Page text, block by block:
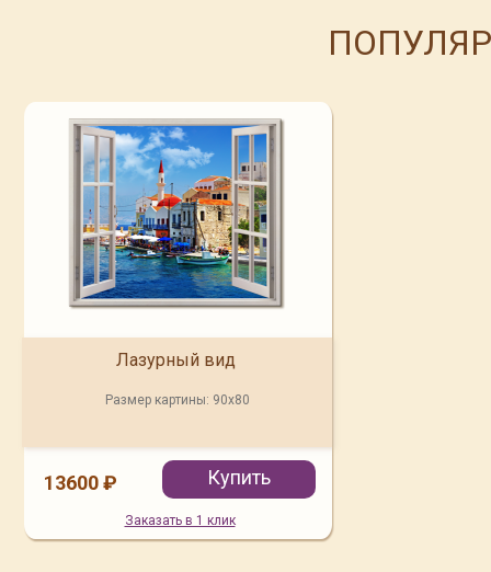
Лазурный вид
Размер картины: 90x80
13600 ₽ Купить
Заказать в 1 клик